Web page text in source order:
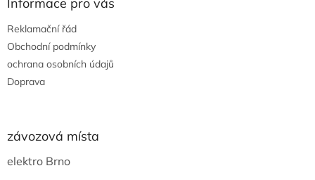
Reklamační řád
Obchodní podmínky
ochrana osobních údajů
Doprava
závozová místa
elektro Brno